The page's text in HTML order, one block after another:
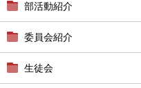
部活動紹介
委員会紹介
生徒会